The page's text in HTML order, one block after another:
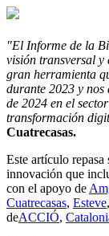
"El Informe de la
visión transversal y
gran herramienta
durante 2023 y nos
de 2024 en el
transformación
Cuatrecasas.
Este artículo
innovación que
con el apoyo de
Cuatrecasas, Esteve,
deACCIÓ,